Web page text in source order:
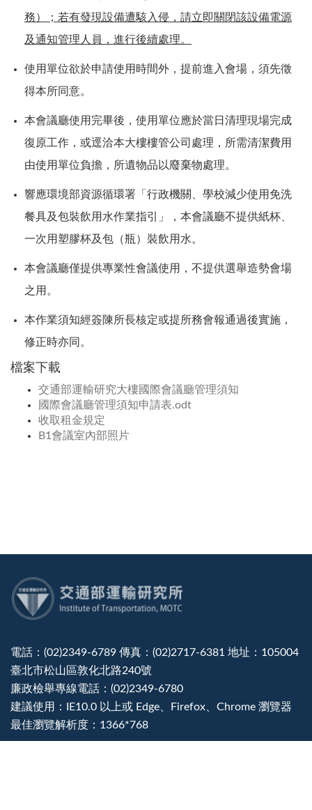
務）；若有發現設備遭駭入侵，請立即關閉該設備電源
及通知管理人員，進行後續處理。
使用單位欲於申請使用時間外，提前進入會場，須先徵
得本所同意。
本會議廳使用完畢後，使用單位應於當日清理現場完成
復原工作，或逕洽本大樓樓管公司處理，所需清潔費用
由使用單位負擔，所遺物品以廢棄物處理。
響應環境部資源循環署「行政機關、學校減少使用免洗
餐具及包裝飲用水作業指引」，本會議廳不提供紙杯、
一次用塑膠杯及包（瓶）裝飲用水。
本會議廳僅提供專業性會議使用，不提供選舉造勢會場
之用。
本作業須知經簽陳所長核定或提所務會報通過後實施，
修正時亦同。
檔案下載
交通部運輸研究大樓國際會議廳管理須知
國際會議廳管理須知申請表.odt
收取租金規定
B1會議室內部照片
電話：(02)2349-6789 傳真：(02)2717-6381 地址：105004
臺北市松山區敦化北路240號
廉政檢舉專線電話：(02)2349-6780
建議使用：IE10.0 以上或 Edge、Firefox、Chrome 瀏覽器
最佳瀏覽解析度：1366*768